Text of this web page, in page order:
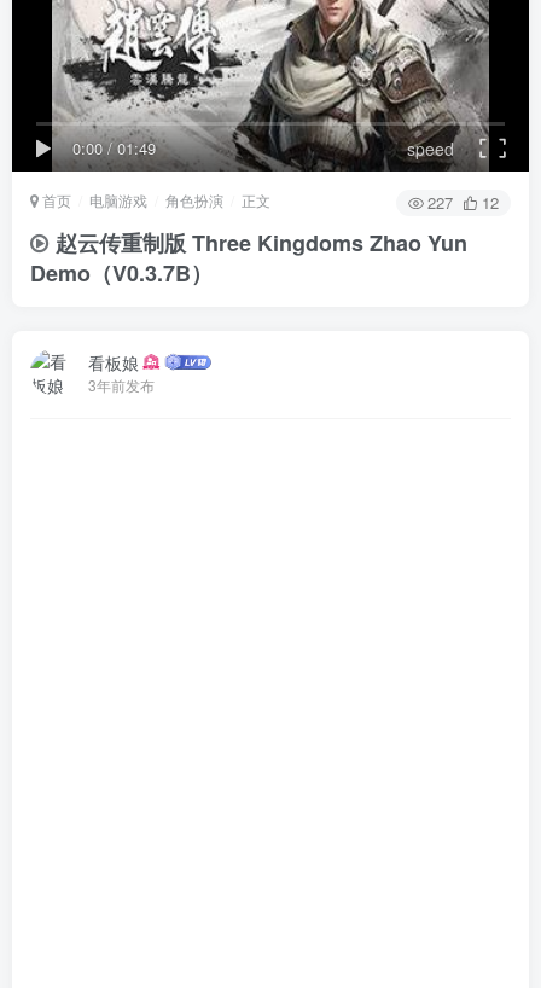
0:00/01:49 speed
首页 电脑游戏 角色扮演 正文 227 12
赵云传重制版 Three Kingdoms Zhao Yun
Demo （V0.3.7B）
看板娘
3年前发布